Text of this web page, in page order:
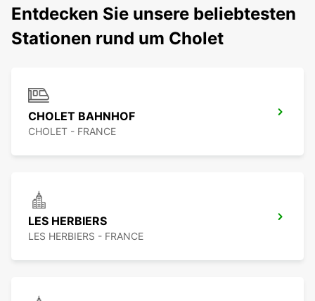
Entdecken Sie unsere beliebtesten
Stationen rund um Cholet
CHOLET BAHNHOF
CHOLET - FRANCE
LES HERBIERS
LES HERBIERS - FRANCE